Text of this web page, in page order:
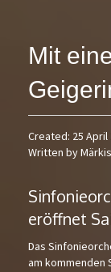
Mit
Created: 25 April
Written by
eröffnet
Das
am kommenden